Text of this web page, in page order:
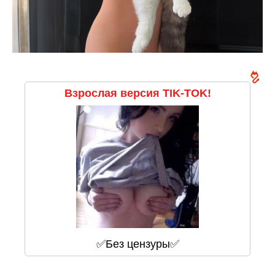
Взрослая версия TIK-TOK!
✅Без цензуры✅